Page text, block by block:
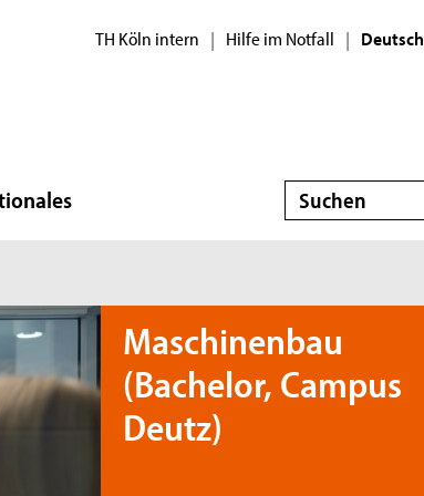
TH Köln intern | Hilfe im Notfall | Deutsch
Suche
Maschinenbau
(Bachelor, Campus
Deutz)